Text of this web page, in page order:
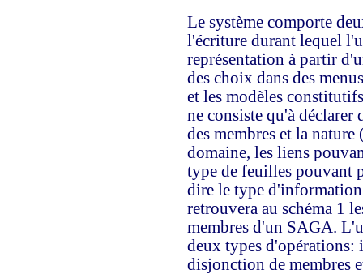
Le système comporte
l'écriture durant lequel
représentation à partir
des choix dans des
et les modèles
ne consiste qu'à déclarer
des membres et la
domaine, les liens
type de feuilles pouvant
dire le type
retrouvera au schéma 1
membres d'un SAGA.
deux types
disjonction de membres